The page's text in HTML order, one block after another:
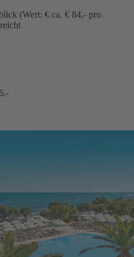
(Wert: € ca. € 84,- pro